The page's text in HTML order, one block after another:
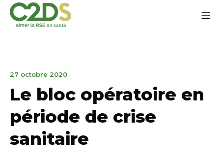
Aller
contenu
27 octobre 20207
2023
Le bloc opératoire en
période de crise
sanitaire